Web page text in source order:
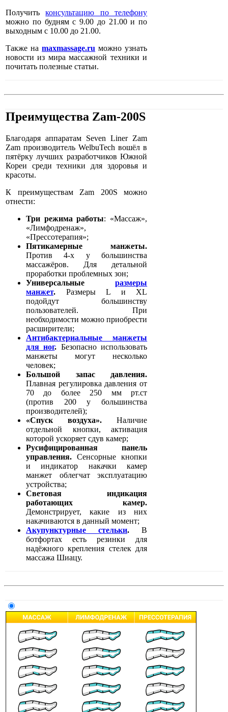
Получитьконсультацию по телефону
можно по будням с 9.00 до 21.00 и по
выходным с 10.00 до 21.00.
Также наmaxmassage.ru можно узнать
новости из мира массажной техники и
почитать полезные статьи.
Преимущества Zam-200S
Благодаря аппаратам Seven Liner Zam
Zam производитель WelbuTech вошёл в
пятёрку лучших разработчиков Южной
Кореи среди техники для здоровья и
красоты.
К преимуществам Zam 200S можно
отнести:
Три режима работы: «Массаж»,
«Лимфодренаж»,
«Прессотерапия»;
Пятикамерные манжеты.
Против 4-х у большинства
массажёров. Для детальной
проработки проблемных зон;
Универсальныеразмеры
манжет. Размеры L и XL
подойдут большинству
пользователей. При
необходимости можно приобрести
расширители;
Антибактериальные манжеты
для ног. Безопасно использовать
манжеты могут несколько
человек;
Большой запас давления.
Плавная регулировка давления от
70 до более 250 мм рт.ст
(против 200 у большинства
производителей);
«Спуск воздуха». Наличие
отдельной кнопки, активация
которой ускоряет сдув камер;
Русифицированная панель
управления.Сенсорные кнопки
и индикатор накачки камер
манжет облегчат эксплуатацию
устройства;
Световая индикация
работающих камер.
Демонстрирует, какие из них
накачиваются в данный момент;
Акупунктурные стельки. В
ботфортах есть резинки для
надёжного крепления стелек для
массажа Шиацу.